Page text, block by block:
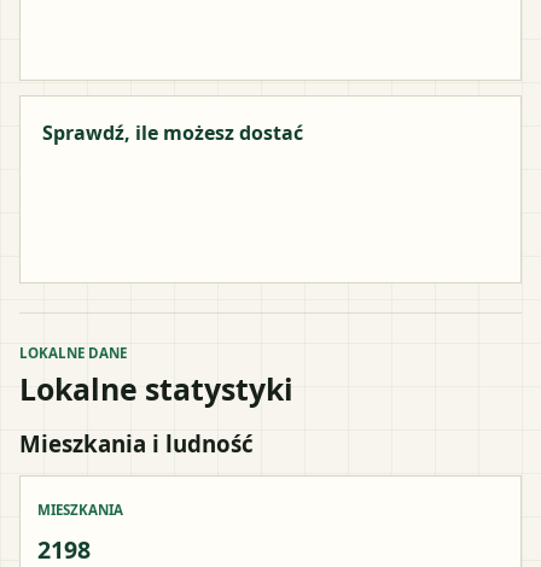
Sprawdź, ile możesz dostać
LOKALNE DANE
Lokalne statystyki
Mieszkania i ludność
MIESZKANIA
2198